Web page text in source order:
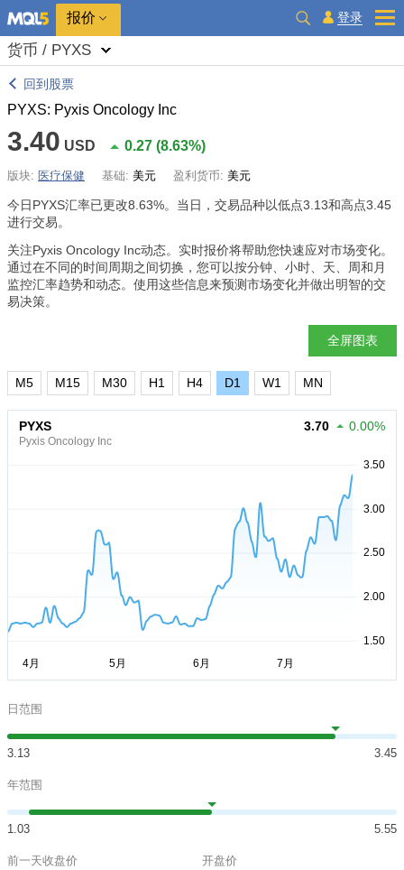
报价 登录
货币 / PYXS
回到股票
PYXS: Pyxis Oncology Inc
3.40 USD 0.27 (8.63%)
版块: 医疗保健 基础: 美元 盈利货币: 美元
今日PYXS汇率已更改8.63%。当日，交易品种以低点3.13和高点3.45
进行交易。
关注Pyxis Oncology Inc动态。实时报价将帮助您快速应对市场变化。
通过在不同的时间周期之间切换，您可以按分钟、小时、天、周和月
监控汇率趋势和动态。使用这些信息来预测市场变化并做出明智的交
易决策。
全屏图表
M5 M15 M30 H1 H4 D1 W1 MN
PYXS
Pyxis Oncology Inc
3.70 0.00%
日范围
3.13 3.45
年范围
1.03 5.55
前一天收盘价 开盘价